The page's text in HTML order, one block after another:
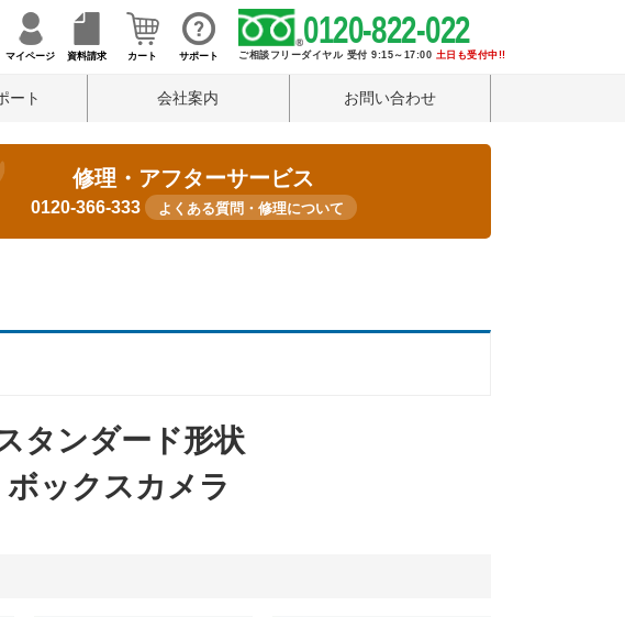
マイページ 資料請求 カート サポート
0120-822-022
ご相談フリーダイヤル 受付 9:15～17:00 土日も受付中!!
ート 会社案内 お問い合わせ
修理・アフターサービス
0120-366-333 よくある質問・修理について
タンダード形状
ックスカメラ